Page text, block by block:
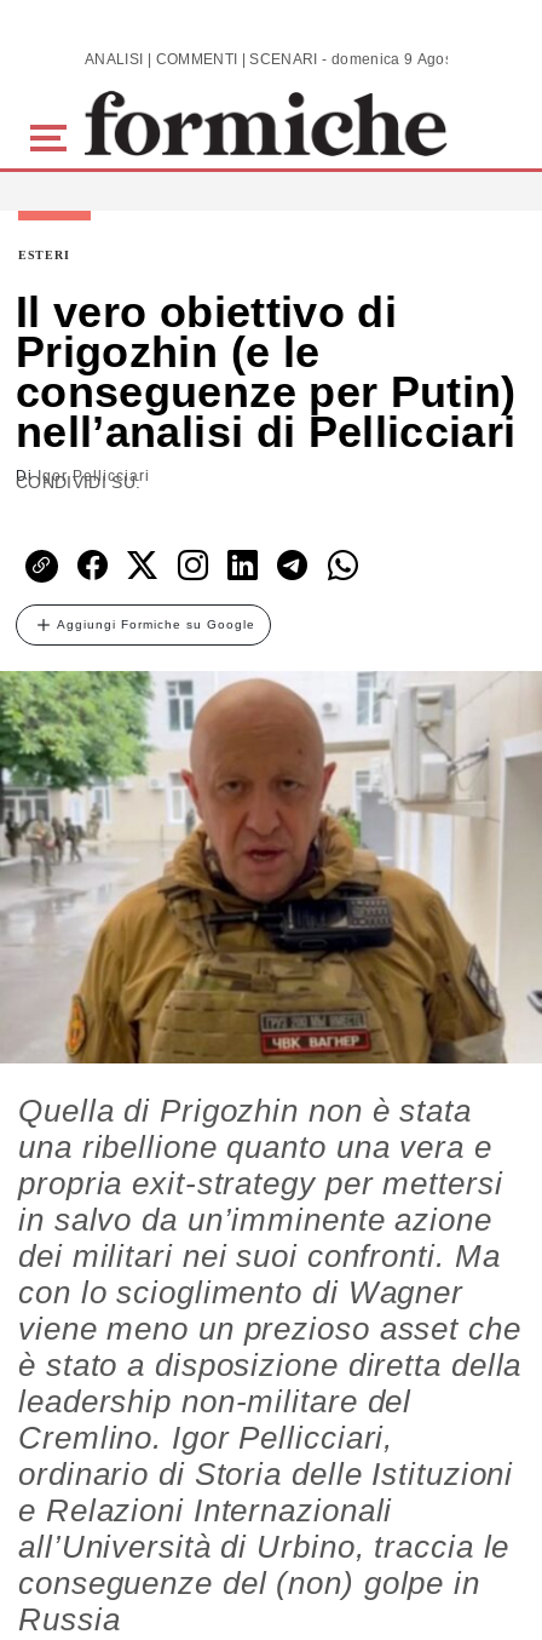
Skip to main content ANALISI | COMMENTI | SCENARI - domenica 9 Agosto 2026
ESTERI
Il vero obiettivo di
Prigozhin (e le
conseguenze per Putin)
nell’analisi di Pellicciari
DiIgor Pellicciari
CONDIVIDI SU:
Aggiungi Formiche su Google
Quella di Prigozhin non è stata
una ribellione quanto una vera e
propria exit-strategy per mettersi
in salvo da un’imminente azione
dei militari nei suoi confronti. Ma
con lo scioglimento di Wagner
viene meno un prezioso asset che
è stato a disposizione diretta della
leadership non-militare del
Cremlino. Igor Pellicciari,
ordinario di Storia delle Istituzioni
e Relazioni Internazionali
all’Università di Urbino, traccia le
conseguenze del (non) golpe in
Russia